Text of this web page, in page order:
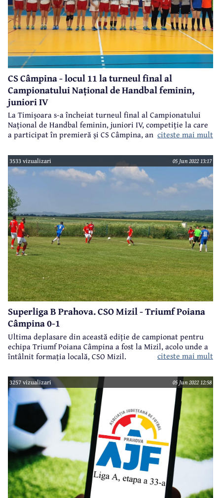
CS Câmpina - locul 11 la turneul final al
Campionatului Național de Handbal feminin,
juniori IV
La Timișoara s-a încheiat turneul final al Campionatului
Național de Handbal feminin, juniori IV, competiție la care
a participat în premieră și CS Câmpina, antrenor Daniel
citeste mai mult
3533 vizualizari 05 Jun 2022 13:17
Superliga B Prahova. CSO Mizil - Triumf Poiana
Câmpina 0-1
Ultima deplasare din această ediție de campionat pentru
echipa Triumf Poiana Câmpina a fost la Mizil, acolo unde a
întâlnit formația locală, CSO Mizil.
citeste mai mult
3257 vizualizari 05 Jun 2022 12:58